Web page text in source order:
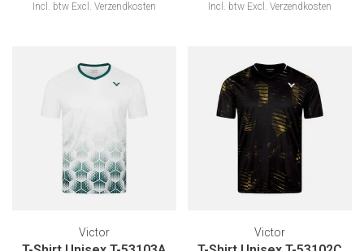
Incl. btw Excl. Verzendkosten Incl. btw Excl. Verzendkosten
Victor Victor